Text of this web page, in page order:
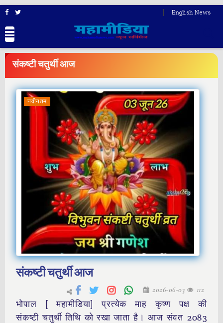
English News
BREAKINGNEWS
संकष्टी चतुर्थी आज
नवीनतम
संकष्टी चतुर्थी आज
2026-06-03 112
भोपाल [ महामीडिया] प्रत्येक माह कृष्ण पक्ष की
संकष्टी चतुर्थी तिथि को रखा जाता है। आज संवत 2083